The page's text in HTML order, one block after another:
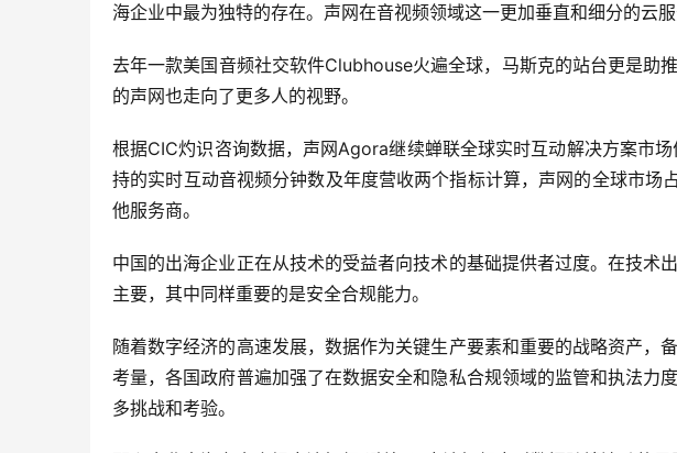
海企业中最为独特的存在。声网在音视频领域这一更加垂直和细分的云
去年一款美国音频社交软件Clubhouse火遍全球，马斯克的站台更是助
的声网也走向了更多人的视野。
根据CIC灼识咨询数据，声网Agora继续蝉联全球实时互动解决方案市
持的实时互动音视频分钟数及年度营收两个指标计算，声网的全球市场
他服务商。
中国的出海企业正在从技术的受益者向技术的基础提供者过度。在技术
主要，其中同样重要的是安全合规能力。
随着数字经济的高速发展，数据作为关键生产要素和重要的战略资产，
考量，各国政府普遍加强了在数据安全和隐私合规领域的监管和执法力
多挑战和考验。